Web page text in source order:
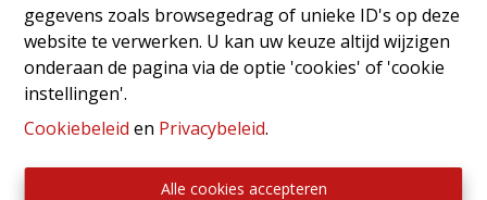
gegevens zoals browsegedrag of unieke ID's op deze
website te verwerken. U kan uw keuze altijd wijzigen
onderaan de pagina via de optie 'cookies' of 'cookie
instellingen'.
Cookiebeleid en Privacybeleid.
Alle cookies accepteren
Ref: 2766
€ 580.000
3 3 200 m²